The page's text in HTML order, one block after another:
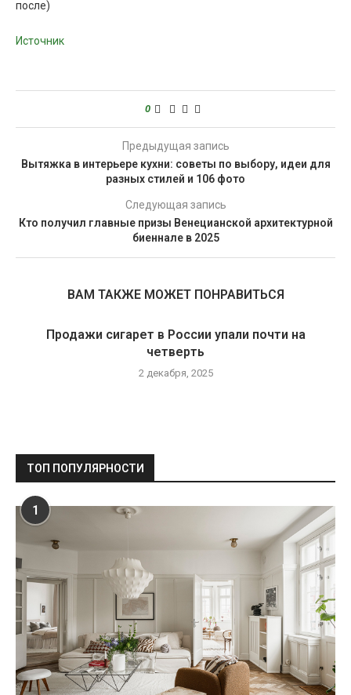
Источник
0
Предыдущая запись
Вытяжка в интерьере кухни: советы по выбору, идеи для
разных стилей и 106 фото
Следующая запись
Кто получил главные призы Венецианской архитектурной
биеннале в 2025
ВАМ ТАКЖЕ МОЖЕТ ПОНРАВИТЬСЯ
Продажи сигарет в России упали почти на
четверть
2 декабря, 2025
ТОП ПОПУЛЯРНОСТИ
1